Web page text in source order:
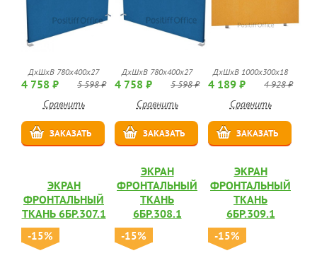
ДхШхВ 780х400х27
4 758 ₽ 5 598 ₽
Сравнить
ЗАКАЗАТЬ
ДхШхВ 780х400х27
4 758 ₽ 5 598 ₽
Сравнить
ЗАКАЗАТЬ
ДхШхВ 1000х300х18
4 189 ₽ 4 928 ₽
Сравнить
ЗАКАЗАТЬ
ЭКРАН
ФРОНТАЛЬНЫЙ
ТКАНЬ 6БР.307.1
-15%
ЭКРАН
ФРОНТАЛЬНЫЙ
ТКАНЬ
6БР.308.1
-15%
ЭКРАН
ФРОНТАЛЬНЫЙ
ТКАНЬ
6БР.309.1
-15%